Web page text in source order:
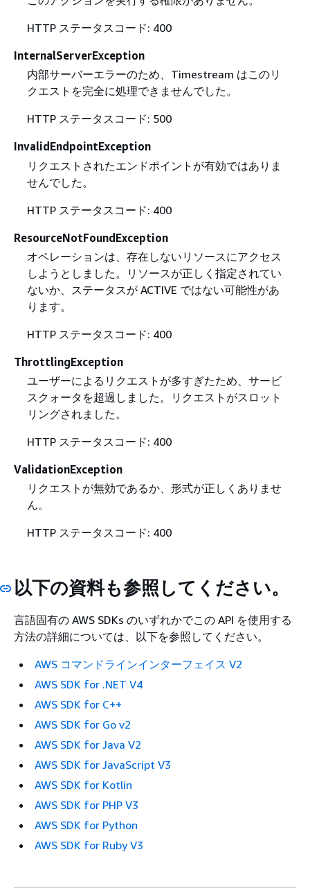
HTTP ステータスコード: 400
InternalServerException
内部サーバーエラーのため、Timestream はこのリ
クエストを完全に処理できませんでした。
HTTP ステータスコード: 500
InvalidEndpointException
リクエストされたエンドポイントが有効ではありま
せんでした。
HTTP ステータスコード: 400
ResourceNotFoundException
オペレーションは、存在しないリソースにアクセス
しようとしました。リソースが正しく指定されてい
ないか、ステータスが ACTIVE ではない可能性があ
ります。
HTTP ステータスコード: 400
ThrottlingException
ユーザーによるリクエストが多すぎたため、サービ
スクォータを超過しました。リクエストがスロット
リングされました。
HTTP ステータスコード: 400
ValidationException
リクエストが無効であるか、形式が正しくありませ
ん。
HTTP ステータスコード: 400
以下の資料も参照してください。
言語固有の AWS SDKs のいずれかでこの API を使用する
方法の詳細については、以下を参照してください。
AWS コマンドラインインターフェイス V2
AWS SDK for .NET V4
AWS SDK for C++
AWS SDK for Go v2
AWS SDK for Java V2
AWS SDK for JavaScript V3
AWS SDK for Kotlin
AWS SDK for PHP V3
AWS SDK for Python
AWS SDK for Ruby V3